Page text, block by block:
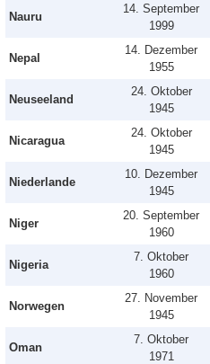
Nauru
14. September
1999
Nepal
14. Dezember
1955
Neuseeland
24. Oktober
1945
Nicaragua
24. Oktober
1945
Niederlande
10. Dezember
1945
Niger
20. September
1960
Nigeria
7. Oktober
1960
Norwegen
27. November
1945
Oman
7. Oktober
1971